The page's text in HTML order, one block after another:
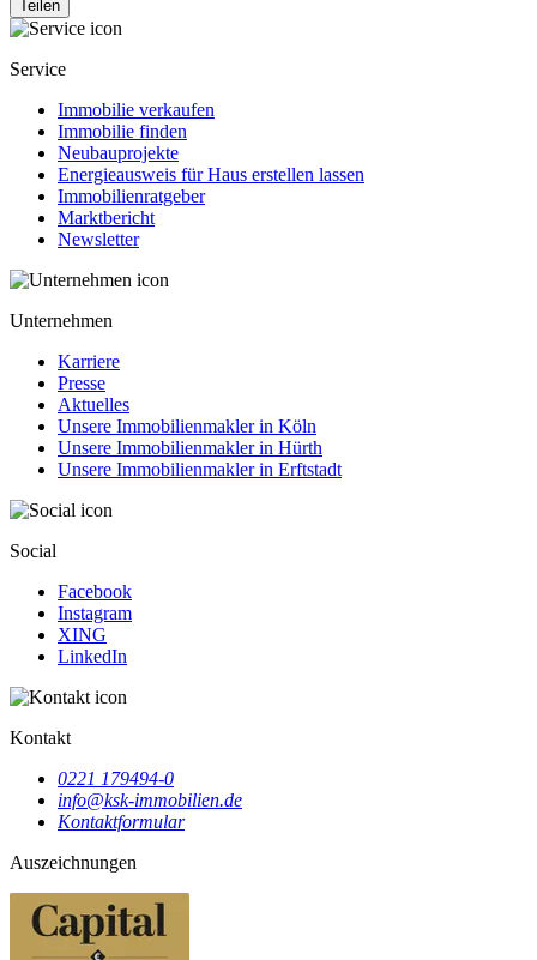
Teilen
Service
Immobilie verkaufen
Immobilie finden
Neubauprojekte
Energieausweis für Haus erstellen lassen
Immobilienratgeber
Marktbericht
Newsletter
Unternehmen
Karriere
Presse
Aktuelles
Unsere Immobilienmakler in Köln
Unsere Immobilienmakler in Hürth
Unsere Immobilienmakler in Erftstadt
Social
Facebook
Instagram
XING
LinkedIn
Kontakt
0221 179494-0
info@ksk-immobilien.de
Kontaktformular
Auszeichnungen